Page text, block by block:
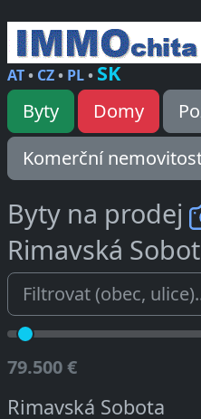
AT• CZ• PL• SK
Byty Domy
Komerční
Byty na prodej
Rimavská
79.500 €
Rimavská Sobota